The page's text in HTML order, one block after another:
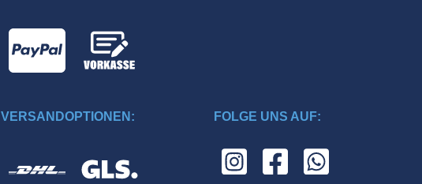
VERSANDOPTIONEN: FOLGE UNS AUF: